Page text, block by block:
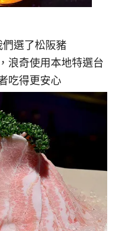
選了松阪豬
浪奇使用本地特選台
吃得更安心